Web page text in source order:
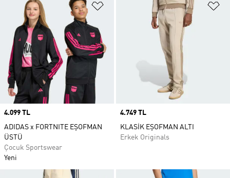
Favori Listesine Ekle
Price
4.099 TL
ADIDAS x FORTNITE EŞOFMAN
ÜSTÜ
Çocuk Sportswear
Yeni
Price
4.749 TL
KLASİK EŞOFMAN ALTI
Erkek Originals